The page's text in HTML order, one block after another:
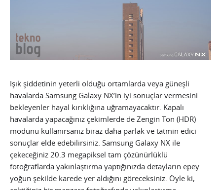
Işık şiddetinin yeterli olduğu ortamlarda veya güneşli
havalarda Samsung Galaxy NX’in iyi sonuçlar vermesini
bekleyenler hayal kırıklığına uğramayacaktır. Kapalı
havalarda yapacağınız çekimlerde de Zengin Ton (HDR)
modunu kullanırsanız biraz daha parlak ve tatmin edici
sonuçlar elde edebilirsiniz. Samsung Galaxy NX ile
çekeceğiniz 20.3 megapiksel tam çözünürlüklü
fotoğraflarda yakınlaştırma yaptığınızda detayların epey
yoğun şekilde karede yer aldığını göreceksiniz. Öyle ki,